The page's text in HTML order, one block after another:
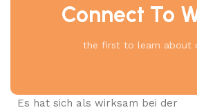
Connect To
the first to learn about
Hemp Oil Vs Cbd 606 18 Apr
Es hat sich als wirksam bei der